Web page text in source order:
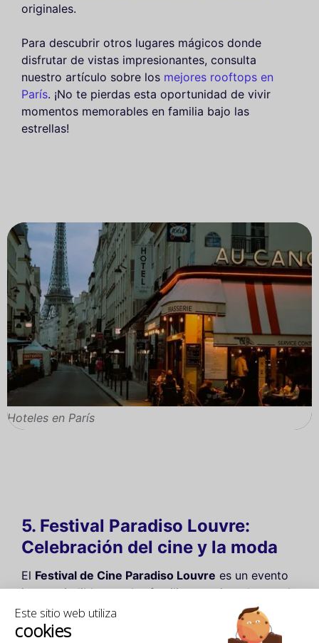
Este sitio web utiliza
cookies
originales.
Para descubrir otros lugares mágicos donde
disfrutar de vistas impresionantes, consulta
nuestro artículo sobre los mejores rooftops en
París. ¡No te pierdas esta oportunidad de vivir
momentos memorables en familia bajo las
estrellas!
Hoteles en París
5. Festival Paradiso Louvre:
Celebración del cine y la moda
El Festival de Cine Paradiso Louvre es un evento
imprescindible para las familias apasionadas por la
cultura. Organizado del 2 al 5 de julio de 2025 en
el Cour Carrée del Louvre, este evento celebra el